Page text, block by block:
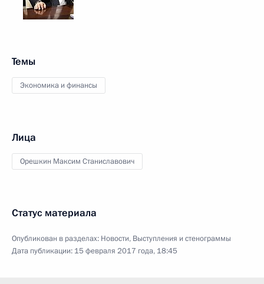
Темы
Экономика и финансы
Лица
Орешкин Максим Станиславович
Статус материала
Опубликован в разделах: Новости, Выступления и стенограммы
Дата публикации: 15 февраля 2017 года, 18:45